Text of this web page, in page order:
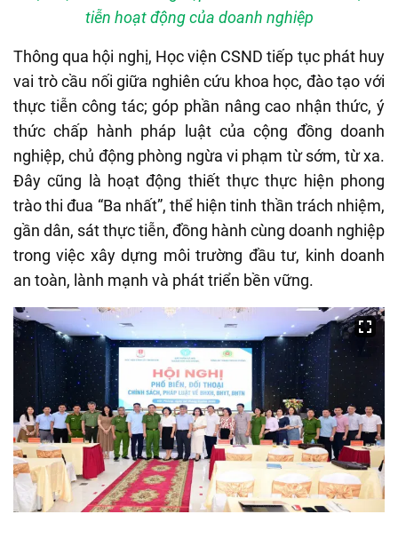
tiễn hoạt động của doanh nghiệp
Thông qua hội nghị, Học viện CSND tiếp tục phát huy
vai trò cầu nối giữa nghiên cứu khoa học, đào tạo với
thực tiễn công tác; góp phần nâng cao nhận thức, ý
thức chấp hành pháp luật của cộng đồng doanh
nghiệp, chủ động phòng ngừa vi phạm từ sớm, từ xa.
Đây cũng là hoạt động thiết thực thực hiện phong
trào thi đua “Ba nhất”, thể hiện tinh thần trách nhiệm,
gần dân, sát thực tiễn, đồng hành cùng doanh nghiệp
trong việc xây dựng môi trường đầu tư, kinh doanh
an toàn, lành mạnh và phát triển bền vững.